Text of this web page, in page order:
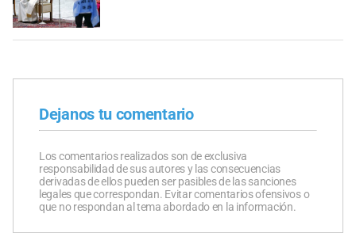
Dejanos tu comentario
Los comentarios realizados son de exclusiva
responsabilidad de sus autores y las consecuencias
derivadas de ellos pueden ser pasibles de las sanciones
legales que correspondan. Evitar comentarios ofensivos o
que no respondan al tema abordado en la información.